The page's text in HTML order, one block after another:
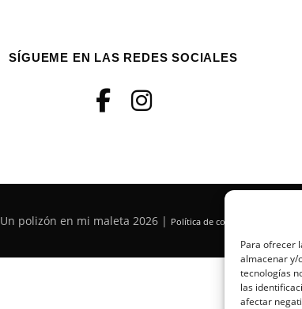
Para ofrecer
almacenar y/
tecnologías
las
afectar
SÍGUEME EN LAS REDES SOCIALES
Un polizón en mi maleta 2026 | Política de cookies